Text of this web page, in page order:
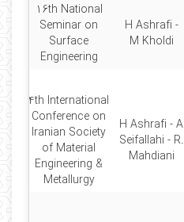
H Ashrafi -
M Kholdi
16th National
Seminar on
Surface
Engineering
H Ashrafi - A
Seifallahi - R.
Mahdiani
4th International
Conference on
Iranian Society
of Material
Engineering &
Metallurgy